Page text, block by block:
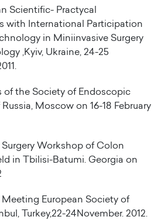
Scientific- Practycal
with International Participation
in Miniinvasive Surgery
,Kyiv, Ukraine, 24-25
of the Society of Endoscopic
Moscow on 16-18 February
Surgery Workshop of Colon
in Tbilisi-Batumi. Georgia on
European Society of
Turkey,22-24November. 2012.